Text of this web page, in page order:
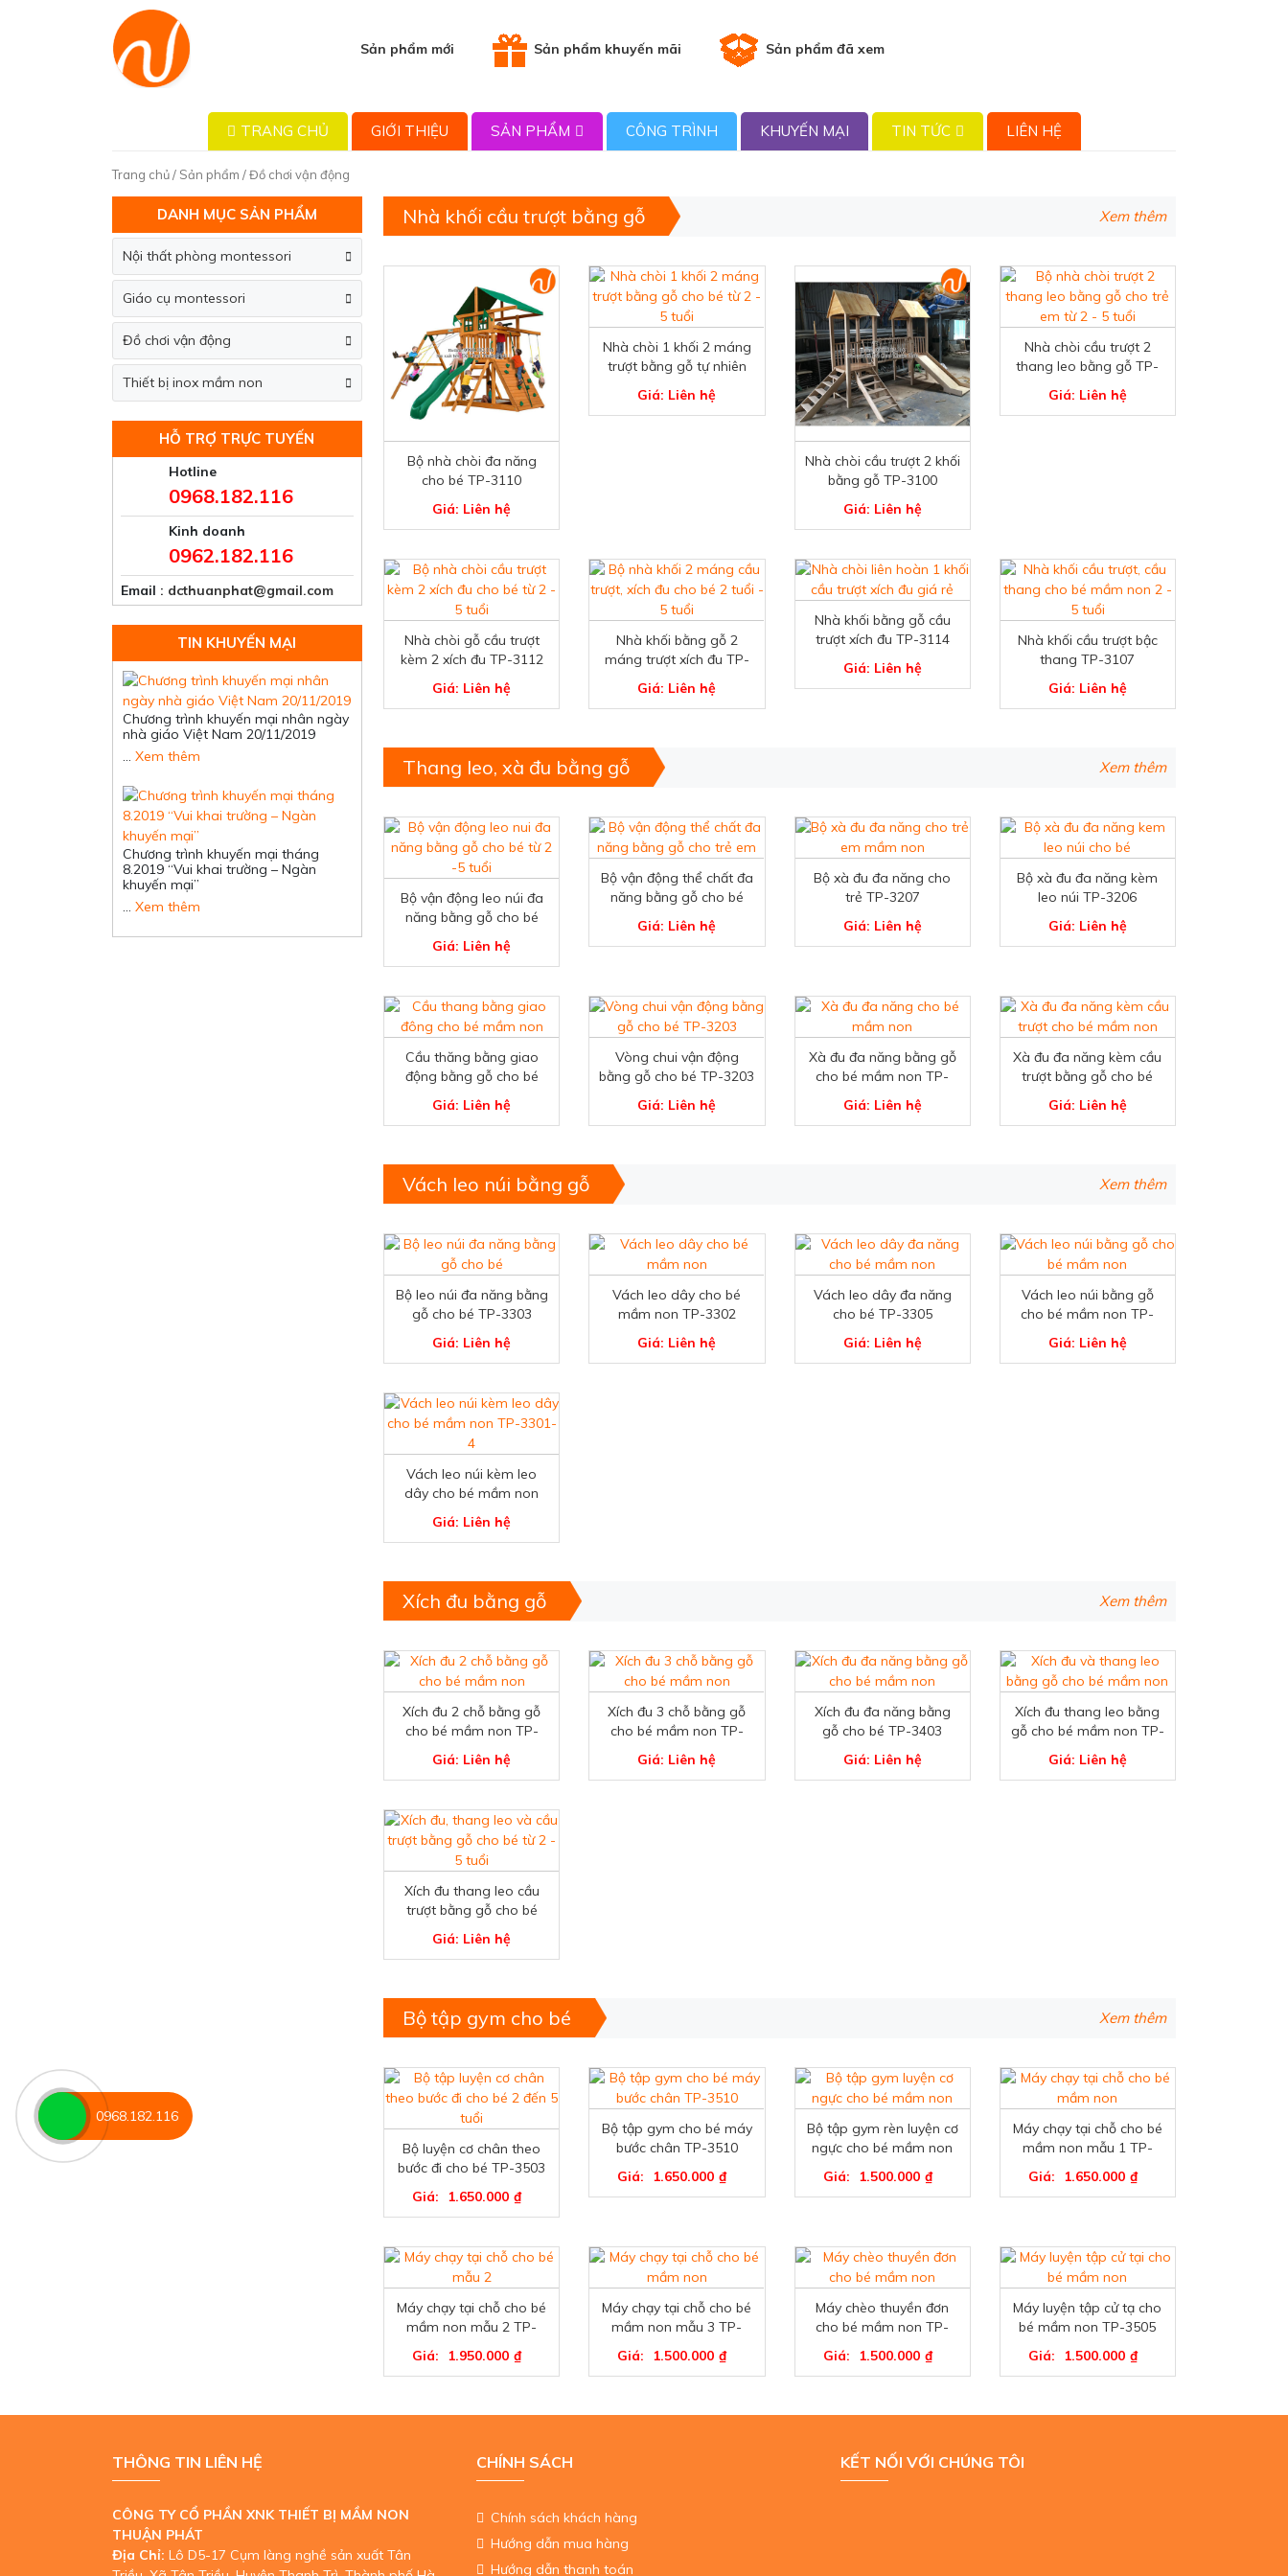
Sản phẩm mới Sản phẩm khuyến mãi Sản phẩm đã xem
TRANG CHỦ GIỚI THIỆU SẢN PHẨM CÔNG TRÌNH KHUYẾN MẠI TIN TỨC LIÊN HỆ
Trang chủ/ Sản phẩm / Đồ chơi vận động
Nhà khối cầu trượt bằng gỗ Xem thêm
Bộ nhà chòi đa năng
cho bé TP-3110
Giá: Liên hệ
Nhà chòi 1 khối 2 máng
trượt bằng gỗ tự nhiên
TP-3115
Giá: Liên hệ
Nhà chòi cầu trượt 2 khối
bằng gỗ TP-3100
Giá: Liên hệ
Nhà chòi cầu trượt 2
thang leo bằng gỗ TP-
3113
Giá: Liên hệ
Nhà chòi gỗ cầu trượt
kèm 2 xích đu TP-3112
Giá: Liên hệ
Nhà khối bằng gỗ 2
máng trượt xích đu TP-
3105
Giá: Liên hệ
Nhà khối bằng gỗ cầu
trượt xích đu TP-3114
Giá: Liên hệ
Nhà khối cầu trượt bậc
thang TP-3107
Giá: Liên hệ
Thang leo, xà đu bằng gỗ Xem thêm
Bộ vận động leo núi đa
năng bằng gỗ cho bé
TP-3204
Giá: Liên hệ
Bộ vận động thể chất đa
năng bằng gỗ cho bé
TP-3202
Giá: Liên hệ
Bộ xà đu đa năng cho
trẻ TP-3207
Giá: Liên hệ
Bộ xà đu đa năng kèm
leo núi TP-3206
Giá: Liên hệ
Cầu thăng bằng giao
động bằng gỗ cho bé
TP-3205
Giá: Liên hệ
Vòng chui vận động
bằng gỗ cho bé TP-3203
Giá: Liên hệ
Xà đu đa năng bằng gỗ
cho bé mầm non TP-
3200
Giá: Liên hệ
Xà đu đa năng kèm cầu
trượt bằng gỗ cho bé
TP-3201
Giá: Liên hệ
Vách leo núi bằng gỗ Xem thêm
Bộ leo núi đa năng bằng
gỗ cho bé TP-3303
Giá: Liên hệ
Vách leo dây cho bé
mầm non TP-3302
Giá: Liên hệ
Vách leo dây đa năng
cho bé TP-3305
Giá: Liên hệ
Vách leo núi bằng gỗ
cho bé mầm non TP-
3300
Giá: Liên hệ
Vách leo núi kèm leo
dây cho bé mầm non
TP-3301
Giá: Liên hệ
Xích đu bằng gỗ Xem thêm
Xích đu 2 chỗ bằng gỗ
cho bé mầm non TP-
3404
Giá: Liên hệ
Xích đu 3 chỗ bằng gỗ
cho bé mầm non TP-
3402
Giá: Liên hệ
Xích đu đa năng bằng
gỗ cho bé TP-3403
Giá: Liên hệ
Xích đu thang leo bằng
gỗ cho bé mầm non TP-
3400
Giá: Liên hệ
Xích đu thang leo cầu
trượt bằng gỗ cho bé
TP-3401
Giá: Liên hệ
Bộ tập gym cho bé Xem thêm
Bộ luyện cơ chân theo
bước đi cho bé TP-3503
Giá:
1.650.000 ₫
Bộ tập gym cho bé máy
bước chân TP-3510
Giá:
1.650.000 ₫
Bộ tập gym rèn luyện cơ
ngực cho bé mầm non
Giá: 1.500.000 ₫
Máy chạy tại chỗ cho bé
mầm non mẫu 1 TP-
Giá: 1.650.000 ₫
Máy chạy tại chỗ cho bé
mầm non mẫu 2 TP-
Giá: 1.950.000 ₫
Máy chạy tại chỗ cho bé
mầm non mẫu 3 TP-
Giá: 1.500.000 ₫
Máy chèo thuyền đơn
cho bé mầm non TP-
Giá: 1.500.000 ₫
Máy luyện tập cử tạ cho
bé mầm non TP-3505
Giá:
1.500.000 ₫
DANH MỤC SẢN PHẨM
Nội thất phòng montessori
Giáo cụ montessori
Đồ chơi vận động
Thiết bị inox mầm non
HỖ TRỢ TRỰC TUYẾN
Hotline
0968.182.116
Kinh doanh
0962.182.116
Email : dcthuanphat@gmail.com
TIN KHUYẾN MẠI
Chương trình khuyến mại nhân ngày
nhà giáo Việt Nam 20/11/2019
… Xem thêm
Chương trình khuyến mại tháng
8.2019 “Vui khai trường – Ngàn
khuyến mại”
… Xem thêm
THÔNG TIN LIÊN HỆ
CÔNG TY CỔ PHẦN XNK THIẾT BỊ MẦM NON
THUẬN PHÁT
Địa Chỉ: Lô D5-17 Cụm làng nghề sản xuất Tân
CHÍNH SÁCH
Chính sách khách hàng
Hướng dẫn mua hàng
Hướng dẫn thanh toán
KẾT NỐI VỚI CHÚNG TÔI
0968.182.116